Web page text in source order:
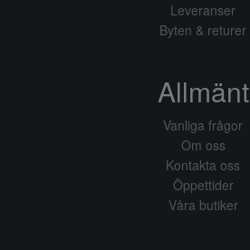
Leveranser
Byten & returer
Allmänt
Vanliga frågor
Om oss
Kontakta oss
Öppettider
Våra butiker